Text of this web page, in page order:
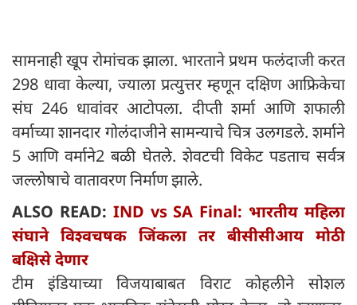
सामनाही खूप रोमांचक झाला. भारताने प्रथम फलंदाजी करत
298 धावा केल्या, ज्याला प्रत्युत्तर म्हणून दक्षिण आफ्रिकेचा
संघ 246 धावांवर आटोपला. दीप्ती शर्मा आणि शफाली
वर्माच्या शानदार गोलंदाजीने सामन्याचे चित्र उलगडले. शर्माने
5 आणि वर्माने2 बळी घेतले. शेवटची विकेट पडताच सर्वत्र
जल्लोषाचे वातावरण निर्माण झाले.
ALSO READ: IND vs SA Final: भारतीय महिला
संघाने विश्वचषक जिंकला तर बीसीसीआय मोठी
बक्षिसे देणार
टीम इंडियाच्या विजयाबाबत विराट कोहलीने सोशल